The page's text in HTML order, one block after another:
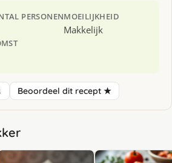
PERSONENMOEILIJKHEID
Makkelijk
Beoordeel dit recept ★